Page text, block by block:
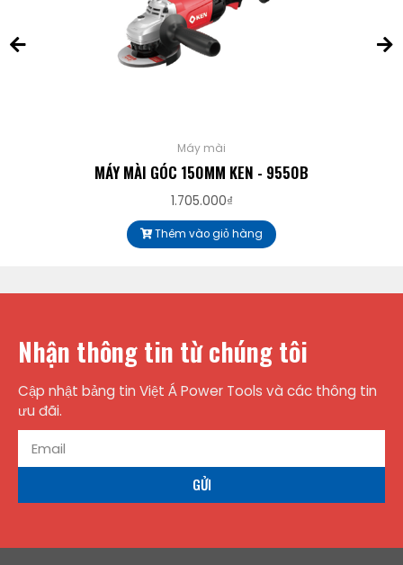
Máy mài
MÁY MÀI GÓC 150MM KEN - 9550B
1.705.000₫
Thêm vào giỏ hàng
Nhận thông tin từ chúng tôi
Cập nhật bảng tin Việt Á Power Tools và các thông tin
ưu đãi.
GỬI